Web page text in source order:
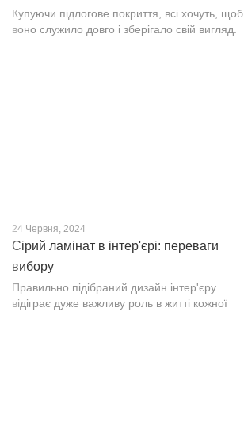
PROFLOOR
Купуючи підлогове покриття, всі хочуть, щоб
воно служило довго і зберігало свій вигляд.
24 Червня, 2024
Сірий ламінат в інтер'єрі: переваги
вибору
Правильно підібраний дизайн інтер'єру
відіграє дуже важливу роль в житті кожної